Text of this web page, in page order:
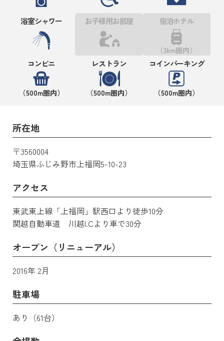
浴室シャワー お子様用お部屋 宿泊ホテル
（3km圏内）
コンビニ
（500m圏内）
レストラン
（500m圏内）
コインパーキング
（500m圏内）
所在地
〒3560004
埼玉県ふじみ野市上福岡5-10-23
アクセス
東武東上線「上福岡」駅西口より徒歩10分
関越自動車道 川越I.Cより車で30分
オープン（リニューアル）
2016年 2月
駐車場
あり（61台）